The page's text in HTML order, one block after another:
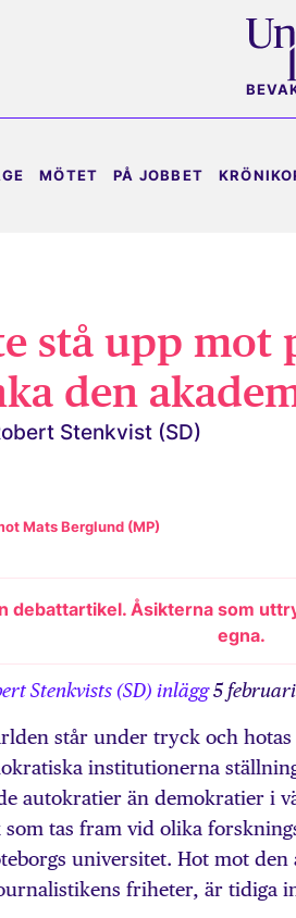
MÖTET PÅ JOBBET
stå upp
den
Stenkvist (SD)
Mats Berglund (MP)
debattartikel. Åsikterna som
egna.
Stenkvists (SD) inlägg5 februari
står under tryck och
institutionerna
autokratier än demokratier i
tas fram vid olika
universitet. Hot mot
friheter, är tidiga